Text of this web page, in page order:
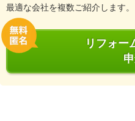
最適な会社を複数ご紹介します。
リフォー